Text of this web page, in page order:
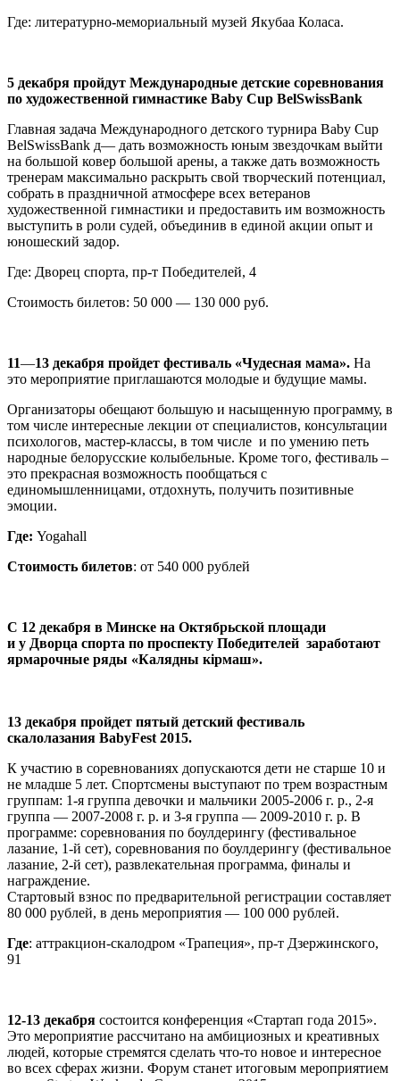
Где: литературно-мемориальный музей Якубаа Коласа.
5 декабря пройдут Международные детские соревнования
по художественной гимнастике Baby Cup BelSwissBank
Главная задача Международного детского турнира Baby Cup
BelSwissBank д— дать возможность юным звездочкам выйти
на большой ковер большой арены, а также дать возможность
тренерам максимально раскрыть свой творческий потенциал,
собрать в праздничной атмосфере всех ветеранов
художественной гимнастики и предоставить им возможность
выступить в роли судей, объединив в единой акции опыт и
юношеский задор.
Где: Дворец спорта, пр-т Победителей, 4
Стоимость билетов: 50 000 — 130 000 руб.
11—13 декабря пройдет фестиваль «Чудесная мама». На
это мероприятие приглашаются молодые и будущие мамы.
Организаторы обещают большую и насыщенную программу, в
том числе интересные лекции от специалистов, консультации
психологов, мастер-классы, в том числе и по умению петь
народные белорусские колыбельные. Кроме того, фестиваль –
это прекрасная возможность пообщаться с
единомышленницами, отдохнуть, получить позитивные
эмоции.
Где: Yogahall
Стоимость билетов: от 540 000 рублей
С 12 декабря в Минске на Октябрьской площади
и у Дворца спорта по проспекту Победителей заработают
ярмарочные ряды «Калядны кiрмаш».
13 декабря пройдет пятый детский фестиваль
скалолазания BabyFest 2015.
К участию в соревнованиях допускаются дети не старше 10 и
не младше 5 лет. Спортсмены выступают по трем возрастным
группам: 1-я группа девочки и мальчики 2005-2006 г. р., 2-я
группа — 2007-2008 г. р. и 3-я группа — 2009-2010 г. р. В
программе: соревнования по боулдерингу (фестивальное
лазание, 1-й сет), соревнования по боулдерингу (фестивальное
лазание, 2-й сет), развлекательная программа, финалы и
награждение.
Стартовый взнос по предварительной регистрации составляет
80 000 рублей, в день мероприятия — 100 000 рублей.
Где: аттракцион-скалодром «Трапеция», пр-т Дзержинского,
91
12-13 декабря состоится конференция «Стартап года 2015».
Это мероприятие рассчитано на амбициозных и креативных
людей, которые стремятся сделать что-то новое и интересное
во всех сферах жизни. Форум станет итоговым мероприятием